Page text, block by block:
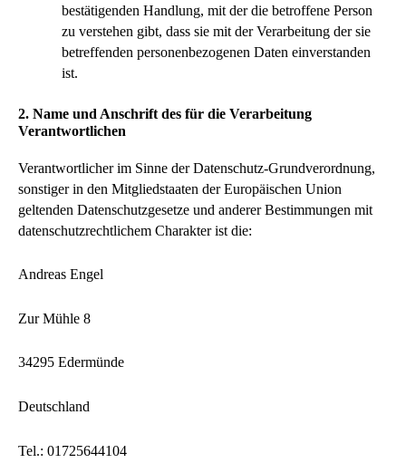
bestätigenden Handlung, mit der die betroffene Person
zu verstehen gibt, dass sie mit der Verarbeitung der sie
betreffenden personenbezogenen Daten einverstanden
ist.
2. Name und Anschrift des für die Verarbeitung
Verantwortlichen
Verantwortlicher im Sinne der Datenschutz-Grundverordnung,
sonstiger in den Mitgliedstaaten der Europäischen Union
geltenden Datenschutzgesetze und anderer Bestimmungen mit
datenschutzrechtlichem Charakter ist die:
Andreas Engel
Zur Mühle 8
34295 Edermünde
Deutschland
Tel.: 01725644104